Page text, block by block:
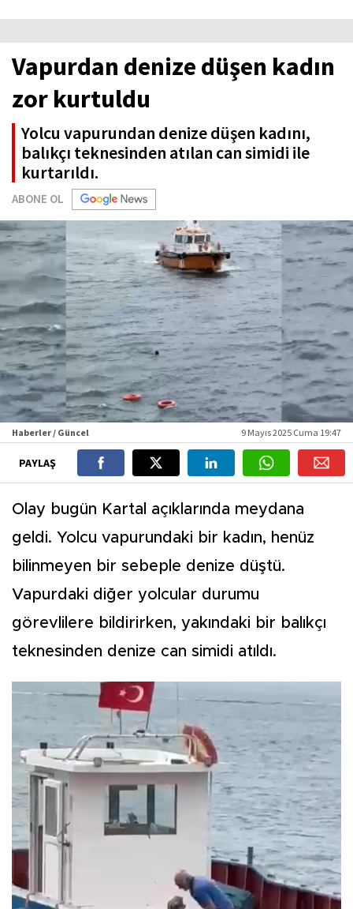
Vapurdan denize düşen kadın
zor kurtuldu
Yolcu vapurundan denize düşen kadını,
balıkçı teknesinden atılan can simidi ile
kurtarıldı.
ABONE OL
Haberler / Güncel 9 Mayıs 2025 Cuma 19:47
PAYLAŞ
Olay bugün Kartal açıklarında meydana
geldi. Yolcu vapurundaki bir kadın, henüz
bilinmeyen bir sebeple denize düştü.
Vapurdaki diğer yolcular durumu
görevlilere bildirirken, yakındaki bir balıkçı
teknesinden denize can simidi atıldı.